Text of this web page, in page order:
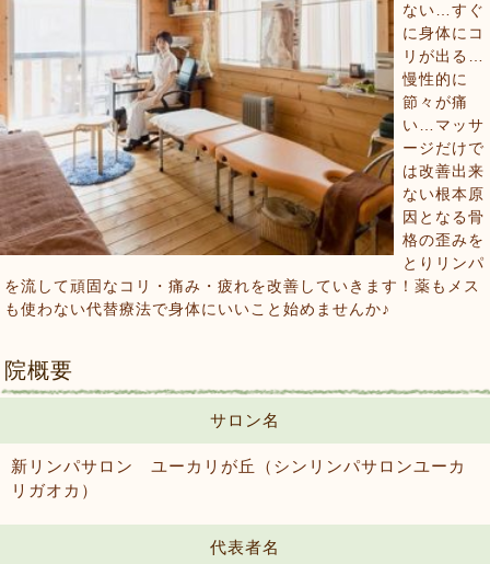
ない…すぐ
に身体にコ
リが出る…
慢性的に
節々が痛
い…マッサ
ージだけで
は改善出来
ない根本原
因となる骨
格の歪みを
とりリンパ
を流して頑固なコリ・痛み・疲れを改善していきます！薬もメス
も使わない代替療法で身体にいいこと始めませんか♪
院概要
サロン名
新リンパサロン ユーカリが丘（シンリンパサロンユーカ
リガオカ）
代表者名